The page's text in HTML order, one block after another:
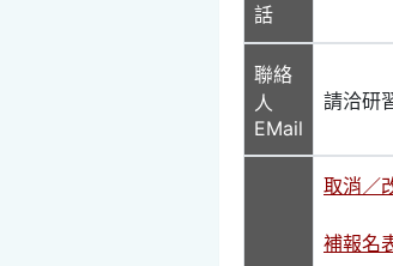
話
聯絡
人
EMail
請洽研
取消／
補報名